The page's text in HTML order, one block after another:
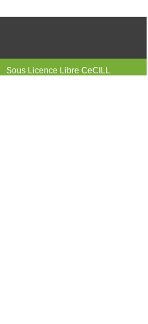
Sous Licence Libre CeCILL